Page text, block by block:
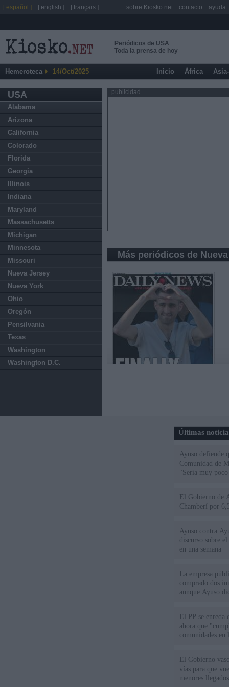
Periódicos de USA
Toda la prensa de hoy
Hemeroteca 14/Oct/2025 Inicio África
USA
Alabama
Arizona
California
Colorado
Florida
Georgia
Illinois
Indiana
Maryland
Massachusetts
Michigan
Minnesota
Missouri
Nueva Jersey
Nueva York
Ohio
Oregón
Pensilvania
Texas
Washington
Washington D.C.
publicidad
Más periódicos de
Últimas
Ayuso defiende
Comunidad de
"Sería muy
El Gobierno de
Chamberí por
Ayuso contra
discurso sobre
en una semana
La empresa
comprado dos
aunque Ayuso
El PP se
ahora que
comunidades en
El Gobierno
vías para que
menores
[ español ] [ english ] [ français ] sobre Kiosko.net contacto ayuda